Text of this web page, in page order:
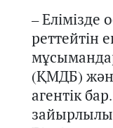
–Елімізде
реттейтін
(ҚМДБ)
агентік
з